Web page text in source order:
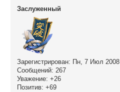
Заслуженный
Зарегистрирован: Пн, 7 Июл 2008
Сообщений: 267
Уважение: +26
Позитив: +69